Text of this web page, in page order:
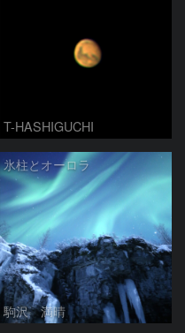
T-HASHIGUCHI
氷柱とオーロラ
駒沢 満晴